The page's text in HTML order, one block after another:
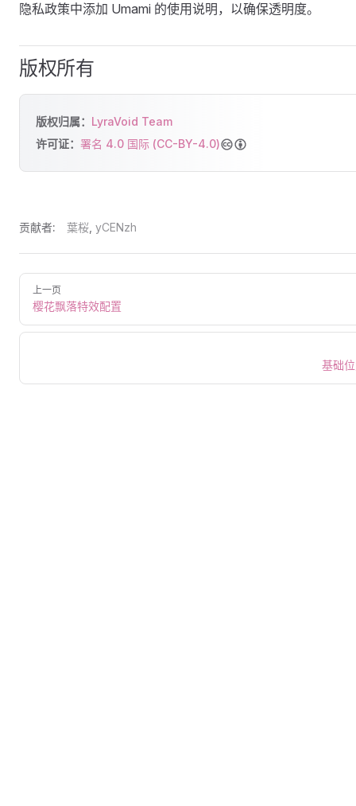
隐私政策中添加 Umami 的使用说明，以确保透明度。
版权所有
版权归属： LyraVoid Team
许可证： 署名 4.0 国际 (CC-BY-4.0)
贡献者: 葉桜 yCENzh
上一页
樱花飘落特效配置
基础